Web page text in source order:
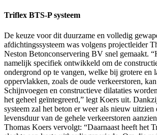
Triflex BTS-P systeem
De keuze voor dit duurzame en volledig
afdichtingssysteem was volgens projectleider
Neston Betonconservering BV snel gemaakt.
namelijk specifiek ontwikkeld om de
ondergrond op te vangen, welke bij grotere en
oppervlakken, zoals de oude verkeerstoren,
Schijnvoegen en constructieve dilataties
het geheel geïntegreerd,” legt Koers uit.
systeem zal het beton er weer als nieuw uitzien
levensduur van de gehele verkeerstoren
Thomas Koers vervolgt: “Daarnaast heeft het